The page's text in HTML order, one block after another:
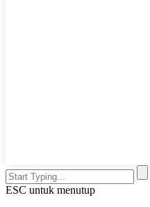
ESC untuk menutup